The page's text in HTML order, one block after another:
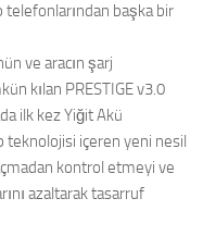
telefonlarından başka bir
ve aracın şarj
kılan PRESTIGE v3.0
ilk kez Yiğit Akü
teknolojisi içeren yeni nesil
kontrol etmeyi ve
azaltarak tasarruf